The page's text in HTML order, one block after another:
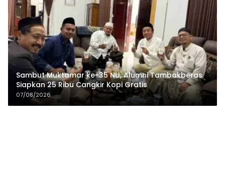
Sambut Muktamar ke-35 NU, Alumni Tambakberas
Siapkan 25 Ribu Cangkir Kopi Gratis
07/08/2026